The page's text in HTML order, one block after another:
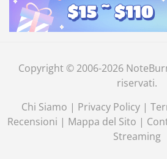
Copyright © 2006-2026
riservati.
Chi Siamo | Privacy Policy |
Recensioni | Mappa del Sito |
Streaming